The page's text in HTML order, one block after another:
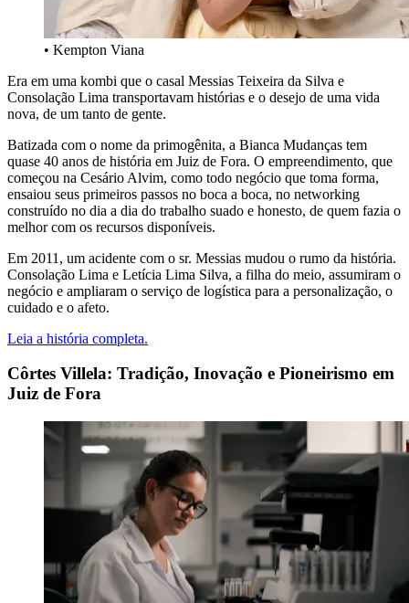
• Kempton Viana
Era em uma kombi que o casal Messias Teixeira da Silva e
Consolação Lima transportavam histórias e o desejo de uma vida
nova, de um tanto de gente.
Batizada com o nome da primogênita, a Bianca Mudanças tem
quase 40 anos de história em Juiz de Fora. O empreendimento, que
começou na Cesário Alvim, como todo negócio que toma forma,
ensaiou seus primeiros passos no boca a boca, no networking
construído no dia a dia do trabalho suado e honesto, de quem fazia o
melhor com os recursos disponíveis.
Em 2011, um acidente com o sr. Messias mudou o rumo da história.
Consolação Lima e Letícia Lima Silva, a filha do meio, assumiram o
negócio e ampliaram o serviço de logística para a personalização, o
cuidado e o afeto.
Leia a história completa.
Côrtes Villela: Tradição, Inovação e Pioneirismo em
Juiz de Fora